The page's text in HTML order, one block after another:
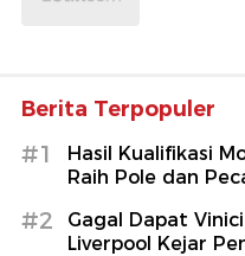
Berita Terpopuler
#1
Hasil Kualifikasi
Raih Pole dan
#2
Gagal Dapat
Liverpool Kejar